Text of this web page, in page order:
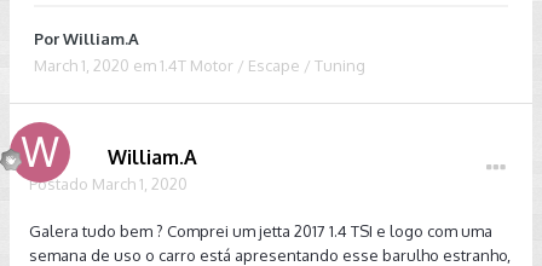
PorWilliam.A
March 1, 2020 em1.4T Motor / Escape / Tuning
William.A
Postado March 1, 2020
Galera tudo bem ? Comprei um jetta 2017 1.4 TSI e logo com uma
semana de uso o carro está apresentando esse barulho estranho,